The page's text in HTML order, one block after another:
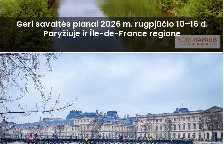
Geri savaitės planai 2026 m. rugpjūčio 10–16 d.
Paryžiuje ir Île-de-France regione